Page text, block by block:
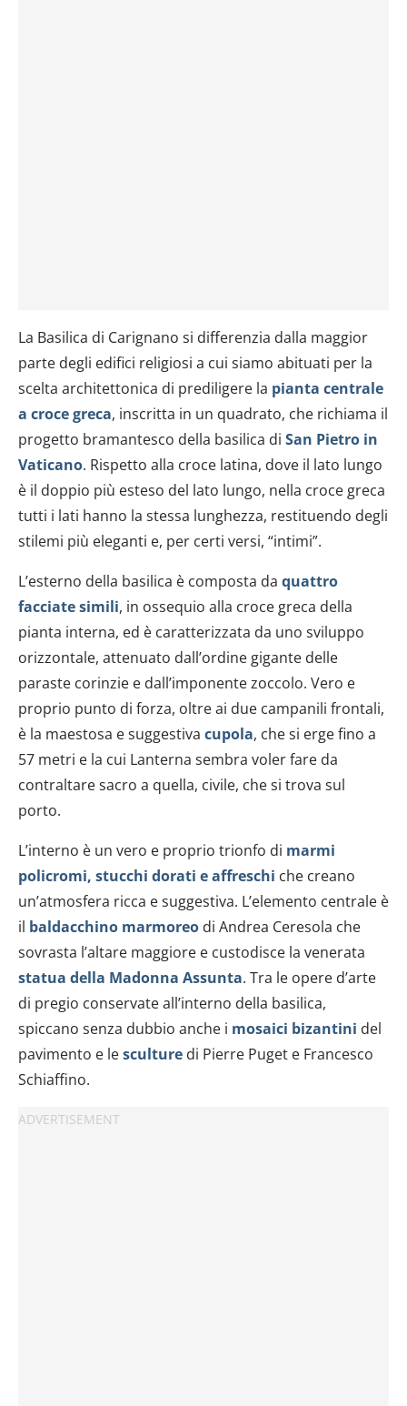
La Basilica di Carignano si differenzia dalla maggior
parte degli edifici religiosi a cui siamo abituati per la
scelta architettonica di prediligere la pianta centrale
a croce greca, inscritta in un quadrato, che richiama il
progetto bramantesco della basilica di San Pietro in
Vaticano. Rispetto alla croce latina, dove il lato lungo
è il doppio più esteso del lato lungo, nella croce greca
tutti i lati hanno la stessa lunghezza, restituendo degli
stilemi più eleganti e, per certi versi, “intimi”.
L’esterno della basilica è composta da quattro
facciate simili, in ossequio alla croce greca della
pianta interna, ed è caratterizzata da uno sviluppo
orizzontale, attenuato dall’ordine gigante delle
paraste corinzie e dall’imponente zoccolo. Vero e
proprio punto di forza, oltre ai due campanili frontali,
è la maestosa e suggestiva cupola, che si erge fino a
57 metri e la cui Lanterna sembra voler fare da
contraltare sacro a quella, civile, che si trova sul
porto.
L’interno è un vero e proprio trionfo di marmi
policromi, stucchi dorati e affreschi che creano
un’atmosfera ricca e suggestiva. L’elemento centrale è
il baldacchino marmoreo di Andrea Ceresola che
sovrasta l’altare maggiore e custodisce la venerata
statua della Madonna Assunta. Tra le opere d’arte
di pregio conservate all’interno della basilica,
spiccano senza dubbio anche i mosaici bizantini del
pavimento e lesculture di Pierre Puget e Francesco
Schiaffino.